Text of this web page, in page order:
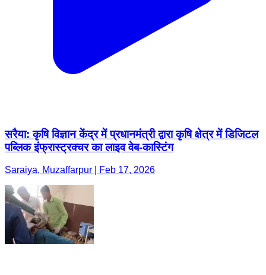
सरैया: कृषि विज्ञान केंद्र में प्रधानमंत्री द्वारा कृषि क्षेत्र में डिजिटल
पब्लिक इंफ्रास्ट्रक्चर का लाइव वेब-कास्टिंग
Saraiya, Muzaffarpur | Feb 17, 2026